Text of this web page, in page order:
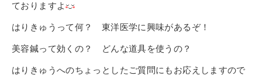
ておりますよ
はりきゅうって何？ 東洋医学に興味があるぞ！
美容鍼って効くの？ どんな道具を使うの？
はりきゅうへのちょっとしたご質問にもお応えしますので